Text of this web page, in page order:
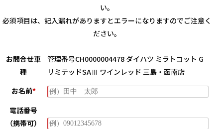
い。
必須項目は、記入漏れがありますとエラーになりますのでご注意く
ださい。
お問合せ車
種
管理番号CH0000004478 ダイハツ ミラトコット G
リミテッドSAⅢ ワインレッド 三島・函南店
お名前*
電話番号
（携帯可）